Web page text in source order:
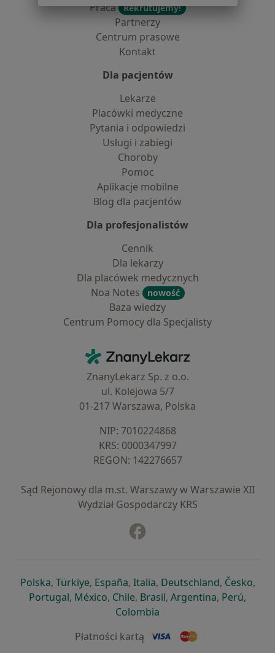
Praca Rekrutujemy!
Partnerzy
Centrum prasowe
Kontakt
Dla pacjentów
Lekarze
Placówki medyczne
Pytania i odpowiedzi
Usługi i zabiegi
Choroby
Pomoc
Aplikacje mobilne
Blog dla pacjentów
Dla profesjonalistów
Cennik
Dla lekarzy
Dla placówek medycznych
Noa Notes
nowość
Baza wiedzy
Centrum Pomocy dla Specjalisty
ZnanyLekarz - Strona główna
ZnanyLekarz Sp. z o.o.
ul. Kolejowa 5/7
01-217 Warszawa, Polska
NIP: ⁠7010224868
KRS: ⁠0000347997
REGON: ⁠142276657
Sąd Rejonowy dla m.st. Warszawy w Warszawie XII
Wydział Gospodarczy KRS
Polskaotwiera się w nowej karcie
, Türkiyeotwiera się w nowej karcie
, Españaotwiera się w nowej karcie
, Italiaotwiera się w nowej
, Deutschlandotwiera się
, Česko,
Portugalotwiera się w nowej karcie
, Méxicootwiera się w nowej karcie
, Chileotwiera się w nowej karcie
, Brasilotwiera się w nowej
, Argentinaotwiera się
, Perú,
Colombia
Płatności kartą